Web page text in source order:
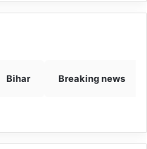
Bihar Breaking news